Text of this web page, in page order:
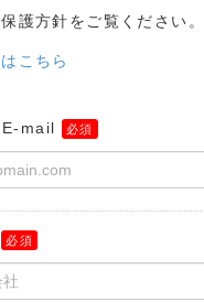
護方針をご覧ください。
こちら
E-mail